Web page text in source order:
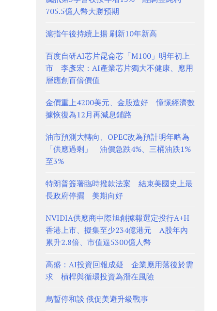
705.5億人幣大勝預期
滬指午後持續上揚 刷新10年新高
百度自研AI芯片昆侖芯「M100」明年初上
市 李彥宏：AI產業芯片獨大不健康、應用
層應創百倍價值
金價重上4200美元、金股造好 憧憬經濟數
據恢復為12月再減息鋪路
油市預測大轉向、OPEC改為預計明年略為
「供應過剩」 油價急跌4%、三桶油跌1%
至3%
特朗普簽署臨時撥款法案 結束美國史上最
長政府停擺 美期向好
NVIDIA供應商中際旭創據報選定投行A+H
香港上市、擬集至少234億港元 A股年內
累升2.8倍、市值逼5300億人幣
高盛：AI投資回報成疑 企業應用落後於需
求 槓桿與循環投資為潛在風險
烏暫停和談 俄促美避升級戰事